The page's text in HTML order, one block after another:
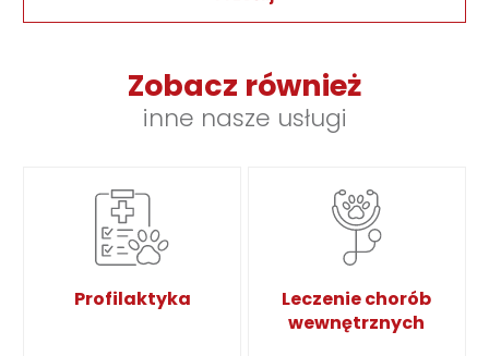
Zobacz również
inne nasze usługi
Profilaktyka
Leczenie chorób
wewnętrznych